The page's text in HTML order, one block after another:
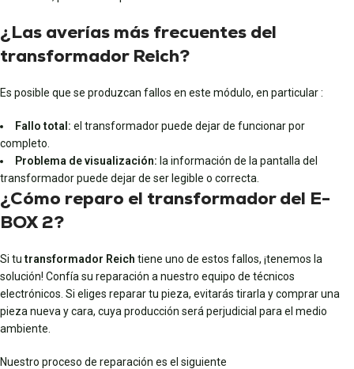
¿Las averías más frecuentes del
transformador Reich?
Es posible que se produzcan fallos en este módulo, en particular :
Fallo total: el transformador puede dejar de funcionar por
completo.
Problema de visualización: la información de la pantalla del
transformador puede dejar de ser legible o correcta.
¿Cómo reparo el transformador del E-
BOX 2?
Si tutransformador Reich tiene uno de estos fallos, ¡tenemos la
solución! Confía su reparación a nuestro equipo de técnicos
electrónicos. Si eliges reparar tu pieza, evitarás tirarla y comprar una
pieza nueva y cara, cuya producción será perjudicial para el medio
ambiente.
Nuestro proceso de reparación es el siguiente